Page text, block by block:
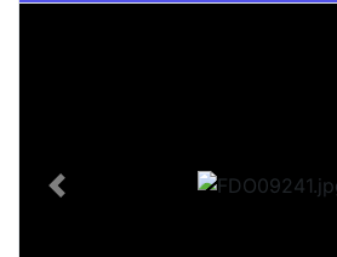
Previous